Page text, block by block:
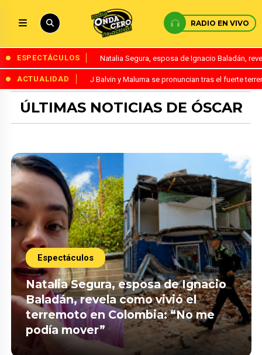
RADIO EN VIVO
ESPECTÁCULOS Natalia Segura, esposa de Ignacio Baladán,
ACTUALIDAD J Balvin y Maluma se pronuncian tras el fuerte
ÚLTIMAS NOTICIAS DE ÓSCAR
Espectáculos
Natalia Segura, esposa de Ignacio
Baladán, revela como vivió el
terremoto en Colombia: “No me
podía mover”